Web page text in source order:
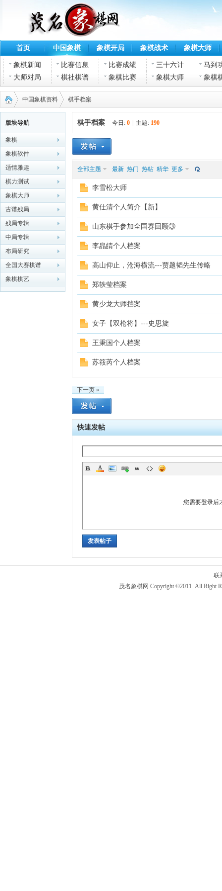
首页 中国象棋 象棋开局 象棋战术 象棋大师
象棋新闻 比赛信息 比赛成绩 三十六计
马到
大师对局
棋社棋谱 象棋比赛 象棋大师 象棋
茂名
象棋
›
中国象棋资料
›
棋手档案
版块导航
象棋
象棋软件
适情雅趣
棋力测试
象棋大师
古谱残局
残局专辑
中局专辑
布局研究
全国大赛棋谱
象棋棋艺
棋手档案 今日: 0 主题: 190
全部主题 最新 热门 热帖 精华 更多
李雪松大师
黄仕清个人简介【新】
山东棋手参加全国赛回顾③
李皛皘个人档案
高山仰止，沧海横流---贾题韬先生传略
郑轶莹档案
黄少龙大师挡案
女子【双枪将】---史思旋
王秉国个人档案
苏筱芮个人档案
下一页 »
快速发帖
您需要登录后
发表帖子
联
茂名象棋网 Copyright ©2011 All Right